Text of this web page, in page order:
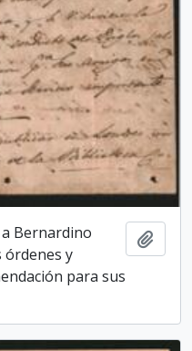
a Bernardino
órdenes y
para sus